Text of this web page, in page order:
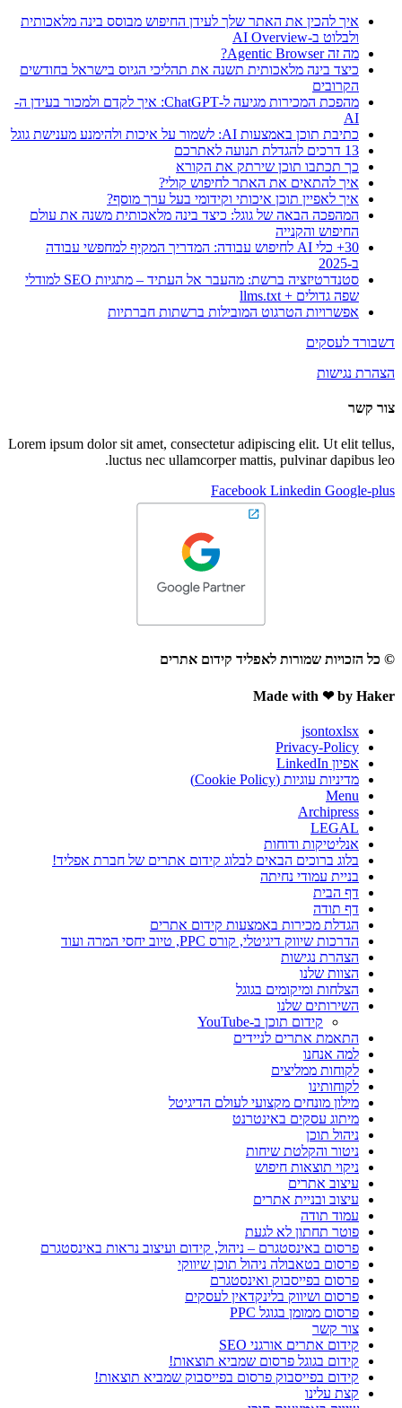
איך להכין את האתר שלך לעידן החיפוש מבוסס בינה מלאכותית
ולבלוט ב-AI Overview
מה זה Agentic Browser?
כיצד בינה מלאכותית תשנה את תהליכי הגיוס בישראל בחודשים
הקרובים
מהפכת המכירות מגיעה ל-ChatGPT: איך לקדם ולמכור בעידן ה-
AI
כתיבת תוכן באמצעות AI: לשמור על איכות ולהימנע מענישת גוגל
13 דרכים להגדלת תנועה לאתרכם
כך תכתבו תוכן שירתק את הקורא
איך להתאים את האתר לחיפוש קולי?
איך לאפיין תוכן איכותי וקידומי בעל ערך מוסף?
המהפכה הבאה של גוגל: כיצד בינה מלאכותית משנה את עולם
החיפוש והקנייה
30+ כלי AI לחיפוש עבודה: המדריך המקיף למחפשי עבודה
ב-2025
סטנדרטיזציה ברשת: מהעבר אל העתיד – מתגיות SEO למודלי
שפה גדולים + llms.txt
אפשרויות הטרגוט המובילות ברשתות חברתיות
דשבורד לעסקים
הצהרת נגישות
צור קשר
Lorem ipsum dolor sit amet, consectetur adipiscing elit. Ut elit tellus,
luctus nec ullamcorper mattis, pulvinar dapibus leo.
Facebook Linkedin Google-plus
© כל הזכויות שמורות לאפליד קידום אתרים
Made with ❤ by Haker
jsontoxlsx
Privacy-Policy
אפיון LinkedIn
מדיניות עוגיות (Cookie Policy)
Menu
Archipress
LEGAL
אנליטיקות ודוחות
בלוג ברוכים הבאים לבלוג קידום אתרים של חברת אפליד!
בניית עמודי נחיתה
דף הבית
דף תודה
הגדלת מכירות באמצעות קידום אתרים
הדרכות שיווק דיגיטלי, קורס PPC, טיוב יחסי המרה ועוד
הצהרת נגישות
הצוות שלנו
הצלחות ומיקומים בגוגל
השירותים שלנו
קידום תוכן ב-YouTube
התאמת אתרים לניידים
למה אנחנו
לקוחות ממליצים
לקוחותינו
מילון מונחים מקצועי לעולם הדיגיטל
מיתוג עסקים באינטרנט
ניהול תוכן
ניטור והקלטת שיחות
ניקוי תוצאות חיפוש
עיצוב אתרים
עיצוב ובניית אתרים
עמוד תודה
פוטר תחתון לא לגעת
פרסום באינסטגרם – ניהול, קידום ועיצוב נראות באינסטגרם
פרסום בטאבולה ניהול תוכן שיווקי
פרסום בפייסבוק ואינסטגרם
פרסום ושיווק בלינקדאין לעסקים
פרסום ממומן בגוגל PPC
צור קשר
קידום אתרים אורגני SEO
קידום בגוגל פרסום שמביא תוצאות!
קידום בפייסבוק פרסום בפייסבוק שמביא תוצאות!
קצת עלינו